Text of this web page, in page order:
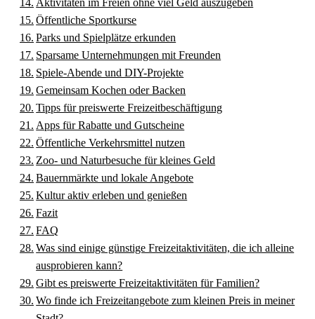
Öffentliche Sportkurse
Parks und Spielplätze erkunden
Sparsame Unternehmungen mit Freunden
Spiele-Abende und DIY-Projekte
Gemeinsam Kochen oder Backen
Tipps für preiswerte Freizeitbeschäftigung
Apps für Rabatte und Gutscheine
Öffentliche Verkehrsmittel nutzen
Zoo- und Naturbesuche für kleines Geld
Bauernmärkte und lokale Angebote
Kultur aktiv erleben und genießen
Fazit
FAQ
Was sind einige günstige Freizeitaktivitäten, die ich alleine
ausprobieren kann?
Gibt es preiswerte Freizeitaktivitäten für Familien?
Wo finde ich Freizeitangebote zum kleinen Preis in meiner